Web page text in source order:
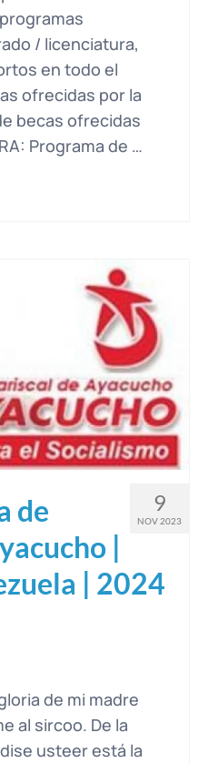
/ licenciatura,
en todo el
ofrecidas por la
becas ofrecidas
Programa de …
9
NOV 2023
de
|
| 2024
de mi madre
al sircoo. De la
usteer está la